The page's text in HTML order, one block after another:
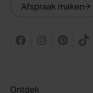
Afspraak maken
Ontdek